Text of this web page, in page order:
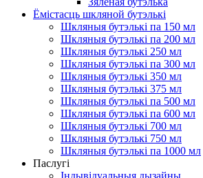
Ёмістасць шкляной бутэлькі
Шкляныя бутэлькі па 150 мл
Шкляныя бутэлькі па 200 мл
Шкляныя бутэлькі 250 мл
Шкляныя бутэлькі па 300 мл
Шкляныя бутэлькі 350 мл
Шкляныя бутэлькі 375 мл
Шкляныя бутэлькі па 500 мл
Шкляныя бутэлькі па 600 мл
Шкляныя бутэлькі 700 мл
Шкляныя бутэлькі 750 мл
Шкляныя бутэлькі па 1000 мл
Паслугі
Індывідуальныя дызайны